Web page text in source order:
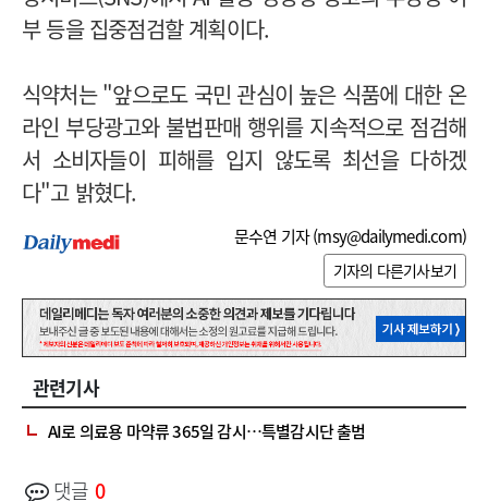
부 등을 집중점검할 계획이다.
식약처는 "앞으로도 국민 관심이 높은 식품에 대한 온
라인 부당광고와 불법판매 행위를 지속적으로 점검해
서 소비자들이 피해를 입지 않도록 최선을 다하겠
다"고 밝혔다.
문수연 기자 (msy@dailymedi.com)
기자의 다른기사보기
관련기사
AI로 의료용 마약류 365일 감시…특별감시단 출범
댓글 0